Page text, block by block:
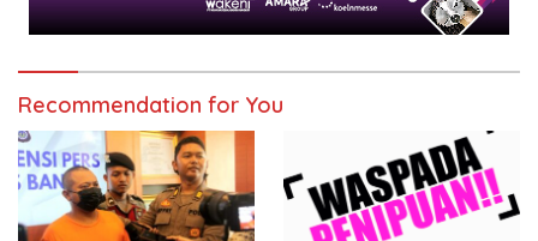
Recommendation for You